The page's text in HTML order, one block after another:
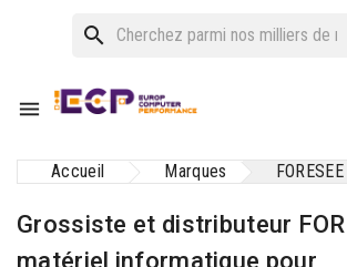
search

Accueil Marques FORESEE
Grossiste et distributeur
matériel informatique pour